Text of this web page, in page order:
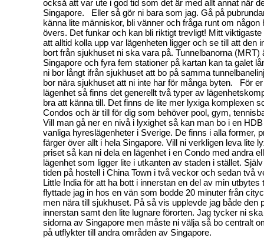
också att var ute i god tid som det är med allt annat när
Singapore. Eller så gör ni bara som jag. Gå på
känna lite människor, bli vänner och fråga runt om någon
övers. Det funkar och kan bli riktigt trevligt! Mitt
att alltid kolla upp var lägenheten ligger och se till att den
bort från sjukhuset ni ska vara på. Tunnelbanorna (MRT)
Singapore och fyra fem stationer på kartan kan ta galet
ni bor långt ifrån sjukhuset att bo på samma
bor nära sjukhuset att ni inte har för många byten. För
lägenhet så finns det generellt två typer av
bra att känna till. Det finns de lite mer lyxiga komplexen
Condos och är till för dig som behöver pool, gym,
Vill man gå ner en nivå i lyxighet så kan man bo i en
vanliga hyreslägenheter i Sverige. De finns i alla former,
färger över allt i hela Singapore. Vill ni verkligen leva lite
priset så kan ni dela en lägenhet i en Condo med andra
lägenhet som ligger lite i utkanten av staden i stället.
tiden på hostell i China Town i två veckor och sedan två
Little India för att ha bott i innerstan en del av min utbytes
flyttade jag in hos en vän som bodde 20 minuter från
men nära till sjukhuset. På så vis upplevde jag både den
innerstan samt den lite lugnare förorten. Jag tycker ni
sidorna av Singapore men måste ni välja så bo centralt
på utflykter till andra områden av Singapore.